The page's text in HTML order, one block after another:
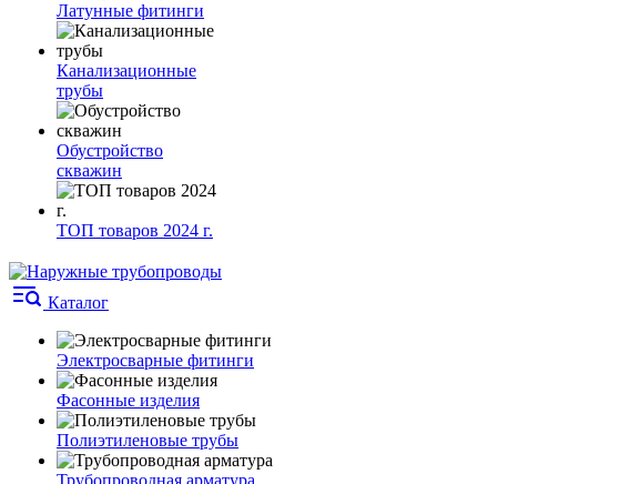
Латунные фитинги
Канализационные
трубы
Обустройство
скважин
ТОП товаров 2024 г.
Каталог
Электросварные фитинги
Фасонные изделия
Полиэтиленовые трубы
Трубопроводная арматура